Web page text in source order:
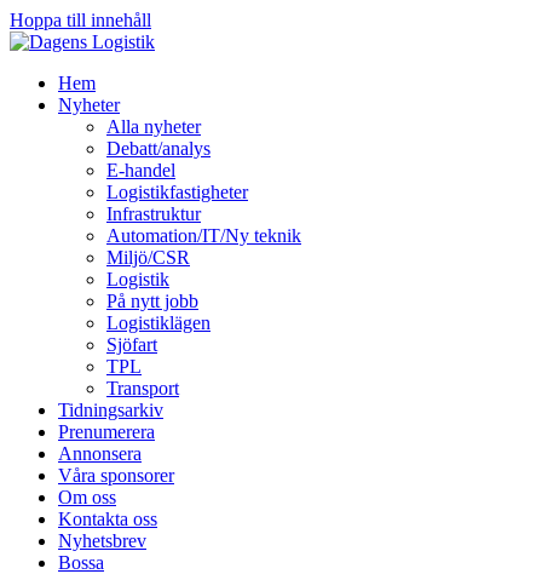
Hoppa till innehåll
Hem
Nyheter
Alla nyheter
Debatt/analys
E-handel
Logistikfastigheter
Infrastruktur
Automation/IT/Ny teknik
Miljö/CSR
Logistik
På nytt jobb
Logistiklägen
Sjöfart
TPL
Transport
Tidningsarkiv
Prenumerera
Annonsera
Våra sponsorer
Om oss
Kontakta oss
Nyhetsbrev
Bossa